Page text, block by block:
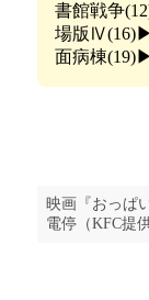
書館戦争
場版
面病棟
映画『おっぱ
電停（KFC提供